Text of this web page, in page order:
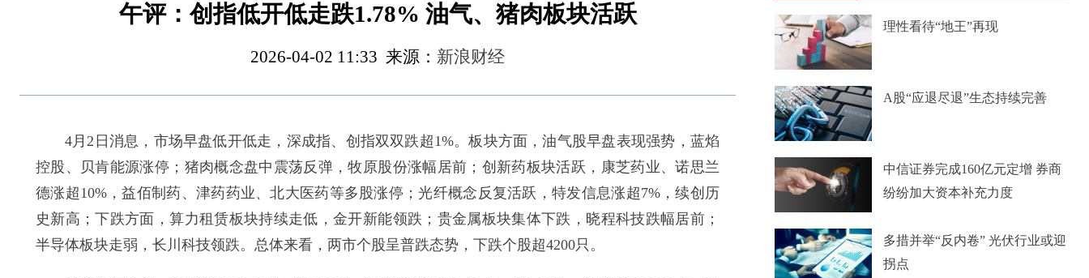
午评：创指低开低走跌1.78% 油气、猪肉板块活跃
2026-04-02 11:33 来源： 新浪财经
4月2日消息，市场早盘低开低走，深成指、创指双双跌超1%。板块方面，油气股早盘表现强势，蓝焰
控股、贝肯能源涨停；猪肉概念盘中震荡反弹，牧原股份涨幅居前；创新药板块活跃，康芝药业、诺思兰
德涨超10%，益佰制药、津药药业、北大医药等多股涨停；光纤概念反复活跃，特发信息涨超7%，续创历
史新高；下跌方面，算力租赁板块持续走低，金开新能领跌；贵金属板块集体下跌，晓程科技跌幅居前；
半导体板块走弱，长川科技领跌。总体来看，两市个股呈普跌态势，下跌个股超4200只。
理性看待“地王”再现
A股“应退尽退”生态持续完善
中信证券完成160亿元定增 券商
纷纷加大资本补充力度
多措并举“反内卷” 光伏行业或迎
拐点